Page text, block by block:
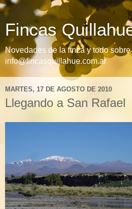
Fincas
Novedades de la finca y todo
info@fincasquillahue.com.ar
MARTES, 17 DE AGOSTO DE 2010
Llegando a San Rafael